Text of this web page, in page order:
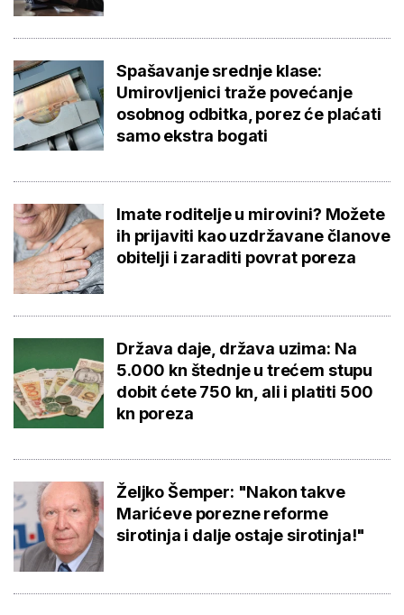
Spašavanje srednje klase:
Umirovljenici traže povećanje
osobnog odbitka, porez će plaćati
samo ekstra bogati
Imate roditelje u mirovini? Možete
ih prijaviti kao uzdržavane članove
obitelji i zaraditi povrat poreza
Država daje, država uzima: Na
5.000 kn štednje u trećem stupu
dobit ćete 750 kn, ali i platiti 500
kn poreza
Željko Šemper: "Nakon takve
Marićeve porezne reforme
sirotinja i dalje ostaje sirotinja!"